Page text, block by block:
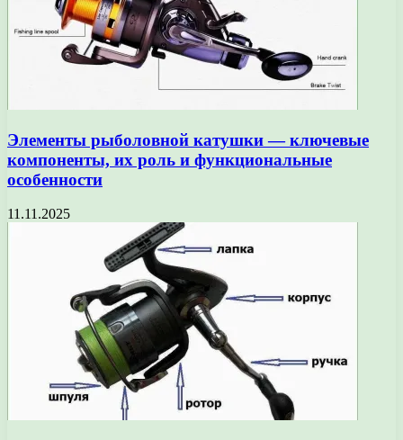
Элементы рыболовной катушки — ключевые
компоненты, их роль и функциональные
особенности
11.11.2025